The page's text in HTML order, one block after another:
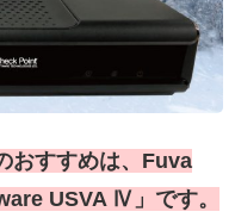
おすすめは、Fuva
USVA Ⅳ」です。